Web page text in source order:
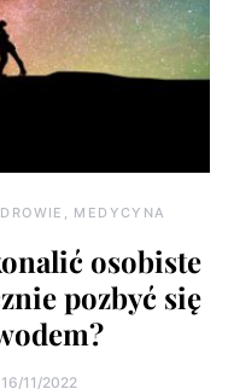
MEDYCYNA
osobiste
pozbyć się
16/11/2022